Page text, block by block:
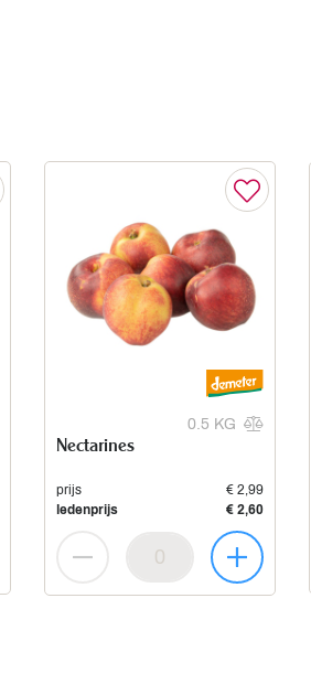
0.5 KG
Nectarines
prijs
€ 2,99
ledenprijs
€ 2,60